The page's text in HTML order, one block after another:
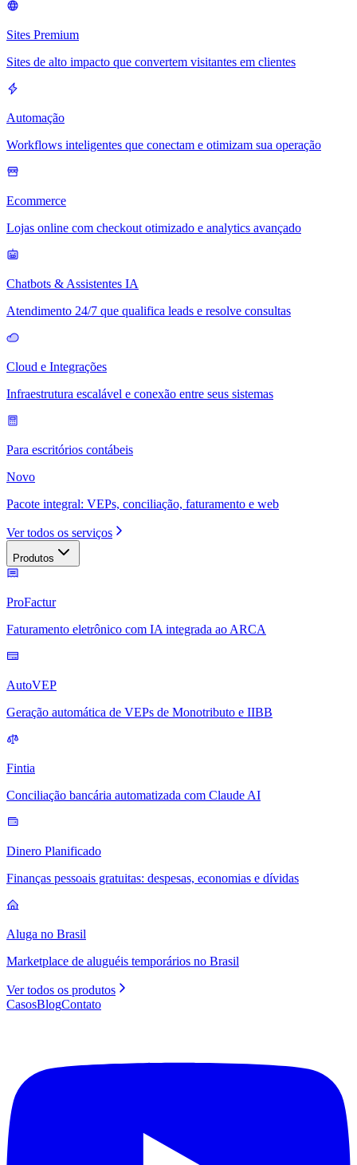
Sites Premium
Sites de alto impacto que convertem visitantes em clientes
Automação
Workflows inteligentes que conectam e otimizam sua operação
Ecommerce
Lojas online com checkout otimizado e analytics avançado
Chatbots & Assistentes IA
Atendimento 24/7 que qualifica leads e resolve consultas
Cloud e Integrações
Infraestrutura escalável e conexão entre seus sistemas
Para escritórios contábeis
Novo
Pacote integral: VEPs, conciliação, faturamento e web
Ver todos os serviços
Produtos
ProFactur
Faturamento eletrônico com IA integrada ao ARCA
AutoVEP
Geração automática de VEPs de Monotributo e IIBB
Fintia
Conciliação bancária automatizada com Claude AI
Dinero Planificado
Finanças pessoais gratuitas: despesas, economias e dívidas
Aluga no Brasil
Marketplace de aluguéis temporários no Brasil
Ver todos os produtos
CasosBlogContato